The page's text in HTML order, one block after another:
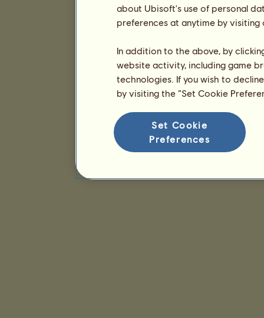
about Ubisoft's use of personal
preferences at anytime by
In addition to the above, by
website activity, including game
technologies. If you wish to
by visiting the “Set Cookie
Set Cookie
Preferences